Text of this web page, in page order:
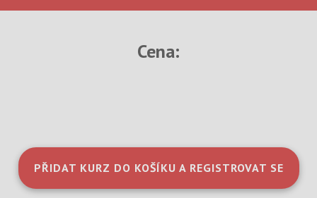
Cena:
PŘIDAT KURZ DO KOŠÍKU A REGISTROVAT SE